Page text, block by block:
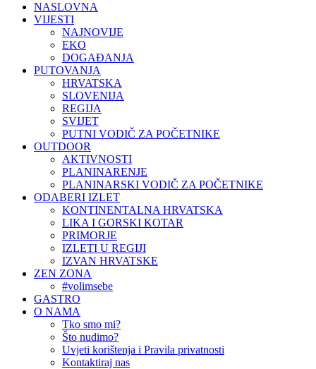
NASLOVNA
VIJESTI
NAJNOVIJE
EKO
DOGAĐANJA
PUTOVANJA
HRVATSKA
SLOVENIJA
REGIJA
SVIJET
PUTNI VODIČ ZA POČETNIKE
OUTDOOR
AKTIVNOSTI
PLANINARENJE
PLANINARSKI VODIČ ZA POČETNIKE
ODABERI IZLET
KONTINENTALNA HRVATSKA
LIKA I GORSKI KOTAR
PRIMORJE
IZLETI U REGIJI
IZVAN HRVATSKE
ZEN ZONA
#volimsebe
GASTRO
O NAMA
Tko smo mi?
Što nudimo?
Uvjeti korištenja i Pravila privatnosti
Kontaktiraj nas